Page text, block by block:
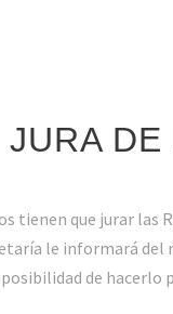
JURA DE
tienen que jurar las
le informará del
posibilidad de hacerlo